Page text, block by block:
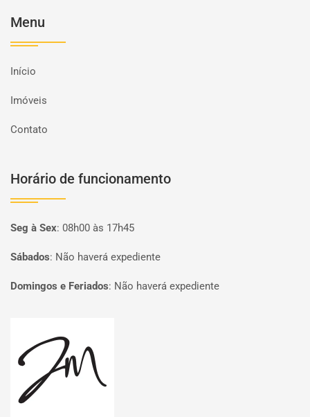
Menu
Início
Imóveis
Contato
Horário de funcionamento
Seg à Sex: 08h00 às 17h45
Sábados: Não haverá expediente
Domingos e Feriados: Não haverá expediente